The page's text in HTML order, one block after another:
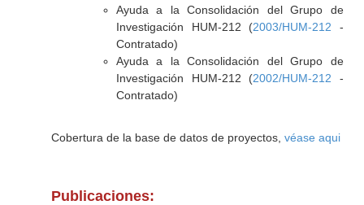
Ayuda a la Consolidación del Grupo de
Investigación HUM-212 (2003/HUM-212 -
Contratado)
Ayuda a la Consolidación del Grupo de
Investigación HUM-212 (2002/HUM-212 -
Contratado)
Cobertura de la base de datos de proyectos, véase aqui
Publicaciones: